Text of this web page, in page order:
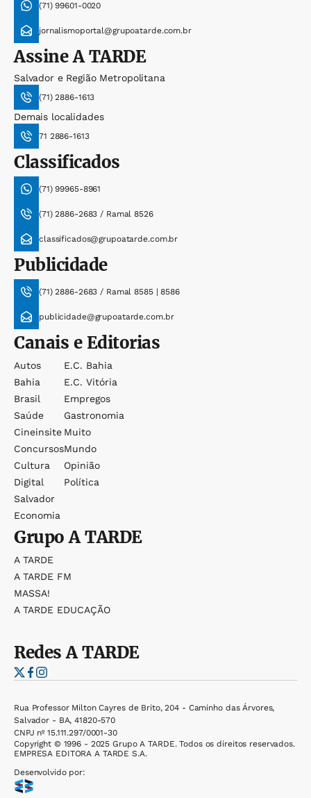
(71) 99601-0020
jornalismoportal@grupoatarde.com.br
AssineA TARDE
Salvador e Região Metropolitana
(71) 2886-1613
Demais localidades
71 2886-1613
Classificados
(71) 99965-8961
(71) 2886-2683 / Ramal 8526
classificados@grupoatarde.com.br
Publicidade
(71) 2886-2683 / Ramal 8585 | 8586
publicidade@grupoatarde.com.br
Canais e Editorias
Autos
Bahia
Brasil
Saúde
Cineinsite
Concursos
Cultura
Digital
Salvador
Economia
E.c. Bahia
E.c. Vitória
Empregos
Gastronomia
Muito
Mundo
Opinião
Política
GrupoA TARDE
A TARDE
A TARDE FM
MASSA!
A TARDE EDUCAÇÃO
RedesA TARDE
Rua Professor Milton Cayres de Brito, 204 - Caminho das Árvores,
Salvador - BA, 41820-570
CNPJ nº 15.111.297/0001-30
Copyright © 1996 - 2025 Grupo A TARDE. Todos os direitos reservados.
EMPRESA EDITORA A TARDE S.A.
Desenvolvido por: